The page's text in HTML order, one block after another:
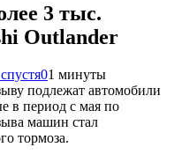
3 тыс.
Outlander
01 минуты
подлежат автомобили
в период с мая по
машин стал
тормоза.